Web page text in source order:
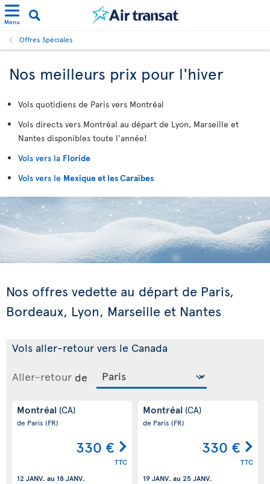
Menu
Offres Spéciales
Nos meilleurs prix pour l'hiver
Vols quotidiens de Paris vers Montréal
Vols directs vers Montréal au départ de Lyon, Marseille et
Nantes disponibles toute l'année!
Vols vers la Floride
Vols vers le Mexique et les Caraïbes
Nos offres vedette au départ de Paris,
Bordeaux, Lyon, Marseille et Nantes
Vols aller-retour vers le Canada
Aller-retour de
Montréal (CA)
de Paris (FR)
330 €
TTC
12 JANV. au 18 JANV.
Montréal (CA)
de Paris (FR)
330 €
TTC
19 JANV. au 25 JANV.